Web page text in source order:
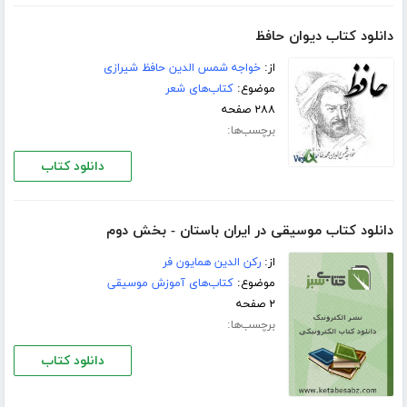
دانلود کتاب دیوان حافظ
از:خواجه شمس الدین حافظ شیرازی
موضوع:کتاب‌های شعر
۲۸۸ صفحه
برچسب‌ها:
دانلود کتاب
دانلود کتاب موسیقی در ایران باستان - بخش دوم
از:رکن الدین همایون فر
موضوع:کتاب‌های آموزش موسیقی
۲ صفحه
برچسب‌ها:
دانلود کتاب